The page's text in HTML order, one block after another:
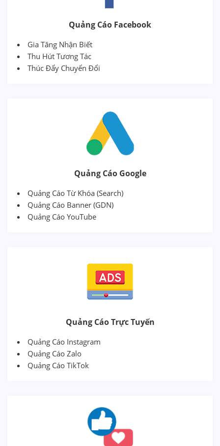
Quảng Cáo Facebook
Gia Tăng Nhận Biết
Thu Hút Tương Tác
Thúc Đẩy Chuyển Đổi
Quảng Cáo Google
Quảng Cáo Từ Khóa (Search)
Quảng Cáo Banner (GDN)
Quảng Cáo YouTube
Quảng Cáo Trực Tuyến
Quảng Cáo Instagram
Quảng Cáo Zalo
Quảng Cáo TikTok